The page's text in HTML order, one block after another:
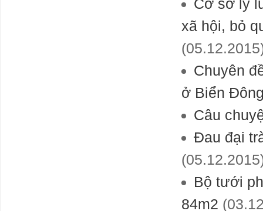
Cơ sở lý
xã hội, bỏ
Chuyên
ở Biển
Câu
Đau đại
Bộ tưới
84m2